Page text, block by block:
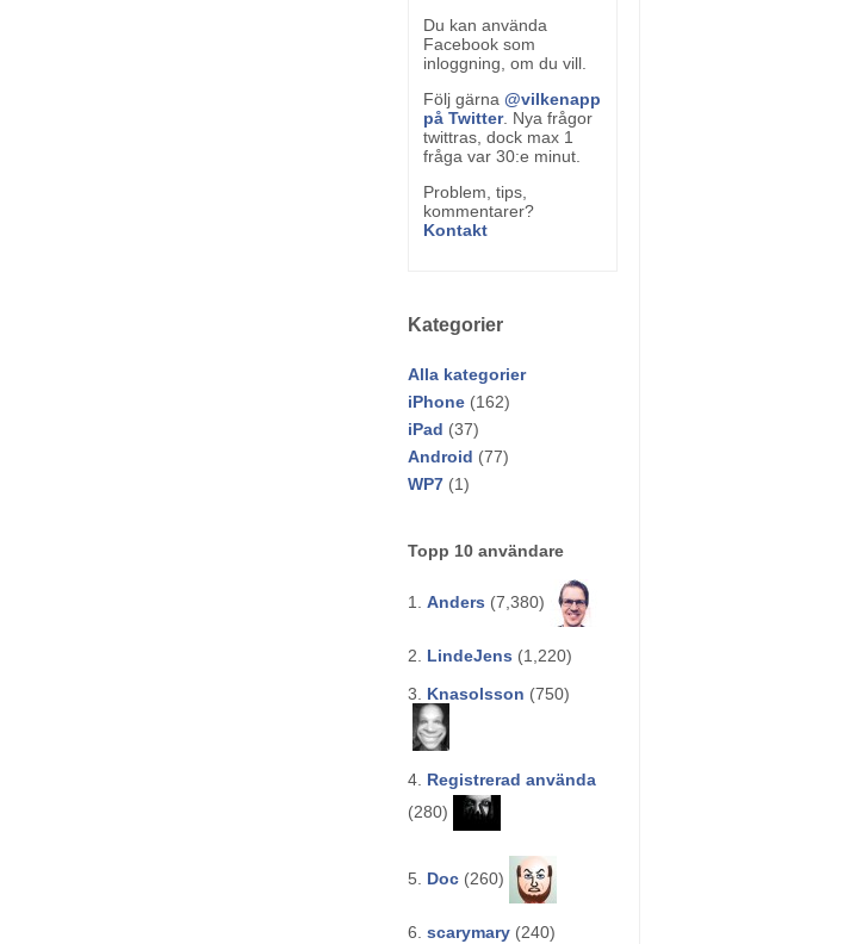
Du kan använda
Facebook som
inloggning, om du vill.
Följ gärna @vilkenapp
på Twitter. Nya frågor
twittras, dock max 1
fråga var 30:e minut.
Problem, tips,
kommentarer?
Kontakt
Kategorier
Alla kategorier
iPhone (162)
iPad (37)
Android (77)
WP7 (1)
Topp 10 användare
1. Anders (7,380)
2. LindeJens (1,220)
3. Knasolsson (750)
4. Registrerad använda
(280)
5. Doc (260)
6. scarymary (240)